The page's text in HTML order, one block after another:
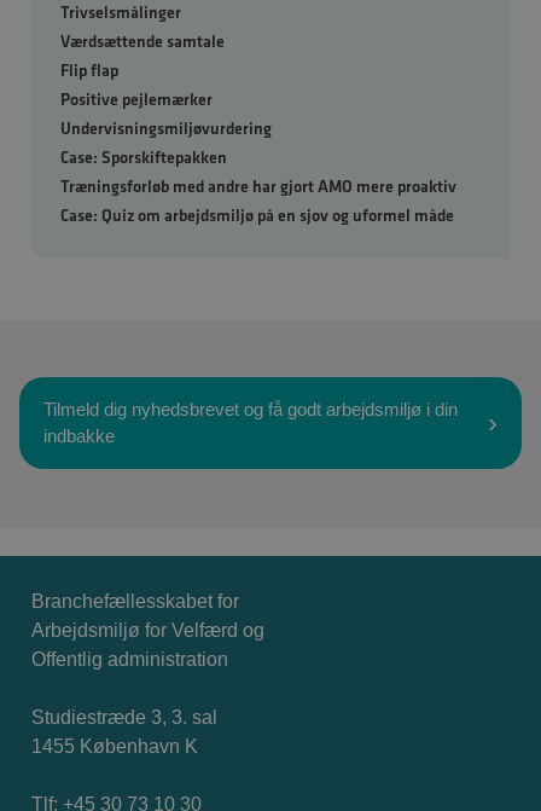
Trivselsmålinger
Værdsættende samtale
Flip flap
Positive pejlemærker
Undervisningsmiljøvurdering
Case: Sporskiftepakken
Træningsforløb med andre har gjort AMO mere proaktiv
Case: Quiz om arbejdsmiljø på en sjov og uformel måde
Tilmeld dig nyhedsbrevet og få godt arbejdsmiljø i din
indbakke
Branchefællesskabet for
Arbejdsmiljø for Velfærd og
Offentlig administration
Studiestræde 3, 3. sal
1455 København K
Tlf: +45 30 73 10 30